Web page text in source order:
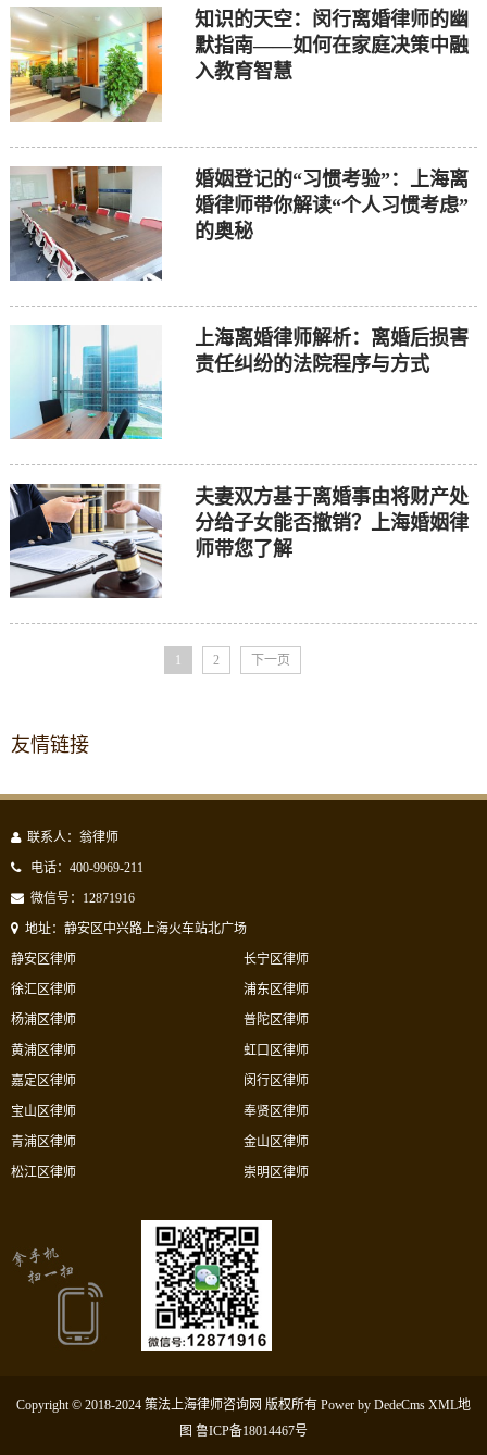
知识的天空：闵行离婚律师的幽
默指南——如何在家庭决策中融
入教育智慧
婚姻登记的“习惯考验”：上海离
婚律师带你解读“个人习惯考虑”
的奥秘
上海离婚律师解析：离婚后损害
责任纠纷的法院程序与方式
夫妻双方基于离婚事由将财产处
分给子女能否撤销？上海婚姻律
师带您了解
1 2 下一页
友情链接
联系人：翁律师
电话：400-9969-211
微信号：12871916
地址：静安区中兴路上海火车站北广场
静安区律师
徐汇区律师
杨浦区律师
黄浦区律师
长宁区律师
浦东区律师
普陀区律师
虹口区律师
嘉定区律师
宝山区律师
青浦区律师
松江区律师
闵行区律师
奉贤区律师
金山区律师
崇明区律师
Copyright © 2018-2024 策法上海律师咨询网 版权所有 Power by DedeCms XML地
图 鲁ICP备18014467号